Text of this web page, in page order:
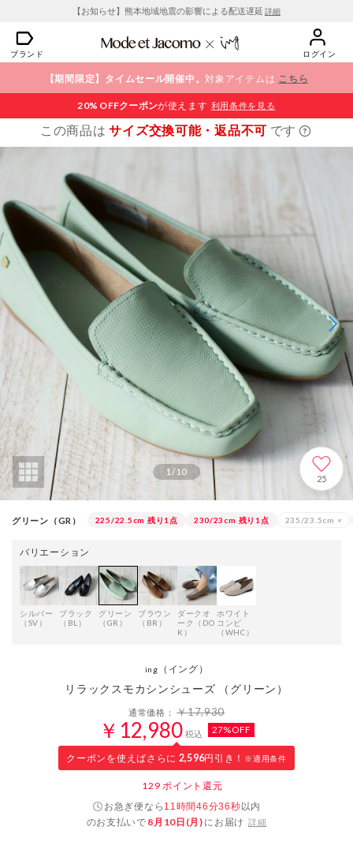
【お知らせ】熊本地域地震の影響による配送遅延 詳細
ブランド ログイン
【期間限定】タイムセール開催中。対象アイテムは こちら
20% OFFクーポンが使えます 利用条件を見る
この商品はサイズ交換可能・返品不可 です
1/10
25
グリーン（GR） 225/22.5cm 残り1点 230/23cm 残り1点 235/23.5cm ×
バリエーション
シルバー
（SV）
ブラック
（BL）
グリーン
（GR）
ブラウン
（BR）
ダークオ
ーク（DO
K）
ホワイト
コンビ
（WHC）
ing （イング）
リラックスモカシンシューズ （グリーン）
通常価格：￥17,930
￥12,980 税込 27%OFF
クーポンを使えばさらに 2,596円引き！ ※適用条件
129 ポイント還元
お急ぎ便なら 11時間46分35秒以内
のお支払いで 8月10日(月) にお届け 詳細